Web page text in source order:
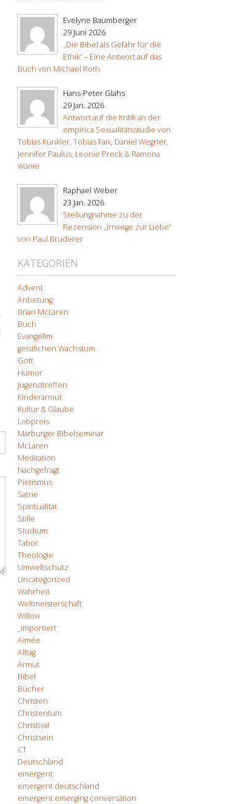
Evelyne Baumberger
29 Juni 2026
„Die Bibel als Gefahr für die
Ethik“ – Eine Antwort auf das
Buch von Michael Roth
Hans-Peter Glahs
29 Jan. 2026
Antwort auf die Kritik an der
empirica Sexualitätsstudie von
Tobias Künkler, Tobias Faix, Daniel Wegner,
Jennifer Paulus, Leonie Preck & Ramona
Wanie
Raphael Weber
23 Jan. 2026
Stellungnahme zu der
Rezension „Irrwege zur Liebe“
von Paul Bruderer
KATEGORIEN
Advent
Anbetung
Brian McLaren
Buch
Evangelim
geistlichen Wachstum
Gott
Humor
Jugendtreffen
Kinderarmut
Kultur & Glaube
Lobpreis
Marburger Bibelseminar
McLaren
Meditation
Nachgefragt
Pietismus
Satrie
Spiritualität
Stille
Studium
Tabor
Theologie
Umweltschutz
Uncategorized
Wahrheit
Weltmeisterschaft
Willow
_importiert
Aimée
Alltag
Armut
Bibel
Bücher
Christen
Christentum
Christival
Christsein
CT
Deutschland
emergent
emergent deutschland
emergent emerging conversation